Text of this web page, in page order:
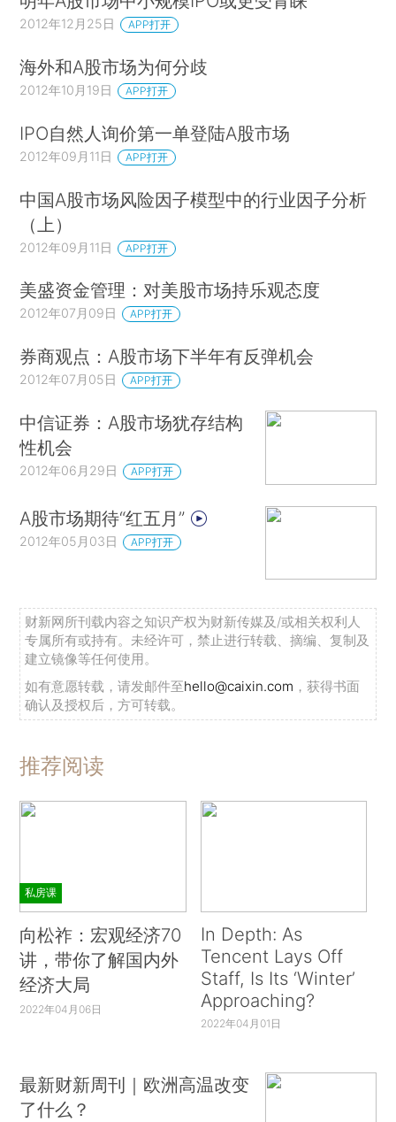
2012年12月25日 APP打开
海外和A股市场为何分歧
2012年10月19日 APP打开
IPO自然人询价第一单登陆A股市场
2012年09月11日 APP打开
中国A股市场风险因子模型中的行业因子分析
（上）
2012年09月11日 APP打开
美盛资金管理：对美股市场持乐观态度
2012年07月09日 APP打开
券商观点：A股市场下半年有反弹机会
2012年07月05日 APP打开
中信证券：A股市场犹存结构
性机会
2012年06月29日 APP打开
A股市场期待“红五月”
2012年05月03日 APP打开
财新网所刊载内容之知识产权为财新传媒及/或相关权利人
专属所有或持有。未经许可，禁止进行转载、摘编、复制及
建立镜像等任何使用。
如有意愿转载，请发邮件至hello@caixin.com ，获得书面
确认及授权后，方可转载。
推荐阅读
私房课
向松祚：宏观经济70
讲，带你了解国内外
经济大局
2022年04月06日
In Depth: As
Tencent Lays Off
Staff, Is Its ‘Winter’
Approaching?
2022年04月01日
最新财新周刊｜欧洲高温改变
了什么？